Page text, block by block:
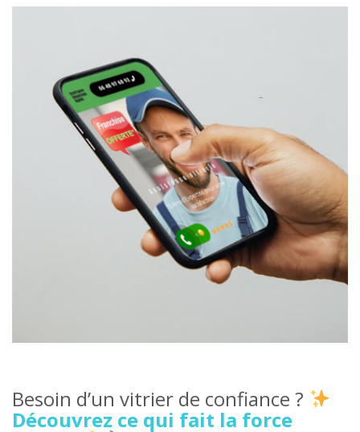
Besoin d’un vitrier de confiance ?
Découvrez ce qui fait la force